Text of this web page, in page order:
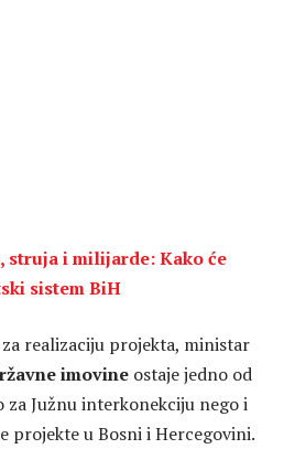
struja i milijarde: Kako će
sistem BiH
realizaciju projekta, ministar
imovine ostaje jedno od
Južnu interkonekciju nego i
projekte u Bosni i Hercegovini.